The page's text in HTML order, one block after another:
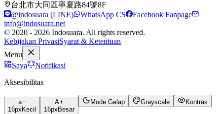
台北市大同區寧夏路84號8F
@indosuara (LINE)
WhatsApp CS
Facebook Fanpage
info@indosuara.net
© 2020 - 2026 Indosuara. All rights reserved.
Kebijakan PrivasiSyarat & Ketentuan
Menu
Saya
Notifikasi
Aksesibilitas
a
16px Kecil
A
16px Besar
Mode Gelap Grayscale Kontras